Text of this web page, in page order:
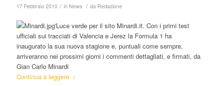
17 Febbraio 2010 / in News / da Redazione
Luce verde per il sito Minardi.it. Con i primi test
ufficiali sui tracciati di Valencia e Jerez la Formula 1 ha
inaugurato la sua nuova stagione e, puntuali come sempre,
arriveranno nei prossimi giorni i commenti dettagliati, e firmati, da
Gian Carlo Minardi
Continua a leggere